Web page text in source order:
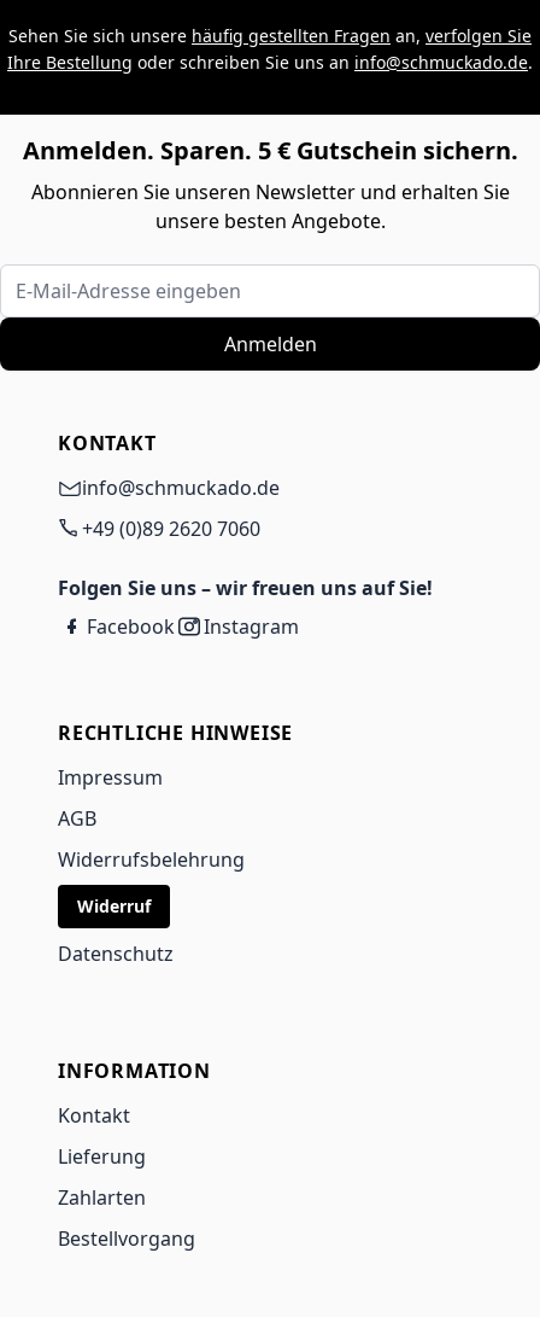
Sehen Sie sich unsere häufig gestellten Fragen an, verfolgen Sie
Ihre Bestellung oder schreiben Sie uns an info@schmuckado.de.
Anmelden. Sparen. 5 € Gutschein sichern.
Abonnieren Sie unseren Newsletter und erhalten Sie
unsere besten Angebote.
E-Mail-Adresse eingeben
Anmelden
KONTAKT
info@schmuckado.de
+49 (0)89 2620 7060
Folgen Sie uns – wir freuen uns auf Sie!
Facebook
Instagram
RECHTLICHE HINWEISE
Impressum
AGB
Widerrufsbelehrung
Widerruf
Datenschutz
INFORMATION
Kontakt
Lieferung
Zahlarten
Bestellvorgang